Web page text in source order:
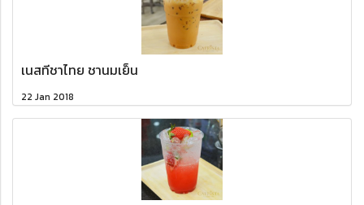
เนสทีชาไทย ชานมเย็น
22 Jan 2018